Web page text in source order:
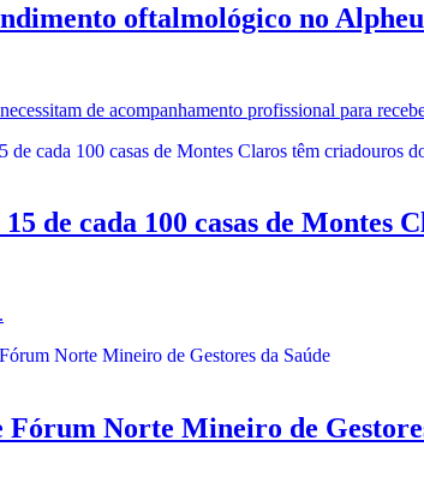
oftalmológico no
de acompanhamento profissional para
cada 100 casas de Montes
Norte Mineiro de